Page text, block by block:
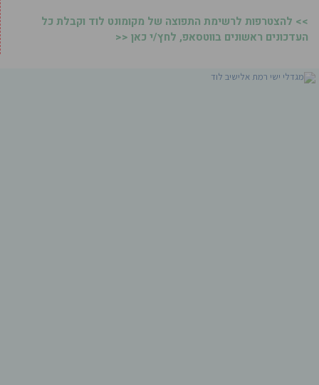
>> להצטרפות לרשימת התפוצה של מקומונט לוד וקבלת כל
העדכונים ראשונים בווטסאפ, לחץ/י כאן <<